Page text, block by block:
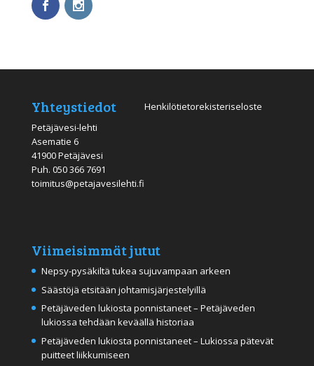
Yhteystiedot
Petäjävesi-lehti
Asematie 6
41900 Petäjävesi
Puh. 050 366 7691
toimitus@petajavesilehti.fi
Henkilötietorekisteriseloste
Viimeisimmät jutut
Nepsy-pysäkiltä tukea sujuvampaan arkeen
Säästöjä etsitään johtamisjärjestelyillä
Petäjäveden lukiosta ponnistaneet – Petäjäveden
lukiossa tehdään keväällä historiaa
Petäjäveden lukiosta ponnistaneet – Lukiossa pätevät
puitteet liikkumiseen